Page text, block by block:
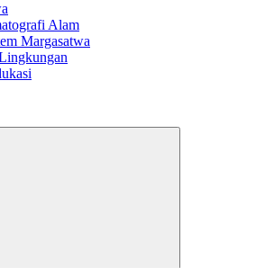
Alam
Margasatwa
Terbaik di Canterbury